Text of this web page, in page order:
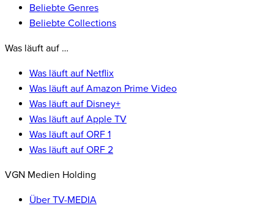
Beliebte Genres
Beliebte Collections
Was läuft auf …
Was läuft auf Netflix
Was läuft auf Amazon Prime Video
Was läuft auf Disney+
Was läuft auf Apple TV
Was läuft auf ORF 1
Was läuft auf ORF 2
VGN Medien Holding
Über TV-MEDIA